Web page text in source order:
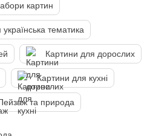
картин
тематика
Картини для дорослих
Картини для кухні
та природа